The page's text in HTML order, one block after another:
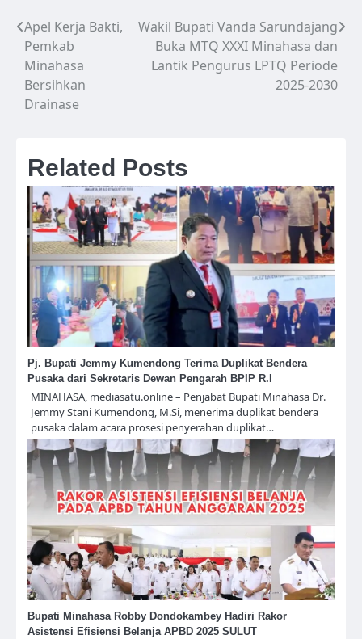
Navigasi
pos
Apel Kerja Bakti,
Pemkab
Minahasa
Bersihkan
Drainase
Wakil Bupati Vanda Sarundajang
Buka MTQ XXXI Minahasa dan
Lantik Pengurus LPTQ Periode
2025-2030
Related Posts
Pj. Bupati Jemmy Kumendong Terima Duplikat Bendera
Pusaka dari Sekretaris Dewan Pengarah BPIP R.I
MINAHASA, mediasatu.online – Penjabat Bupati Minahasa Dr.
Jemmy Stani Kumendong, M.Si, menerima duplikat bendera
pusaka dalam acara prosesi penyerahan duplikat…
Bupati Minahasa Robby Dondokambey Hadiri Rakor
Asistensi Efisiensi Belanja APBD 2025 SULUT